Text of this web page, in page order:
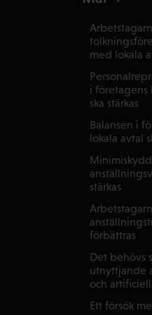
med lokala
i företagens
ska stärkas
Balansen i
lokala avtal
stärkas
förbättras
Det behövs
utnyttjande
och
Ett försök